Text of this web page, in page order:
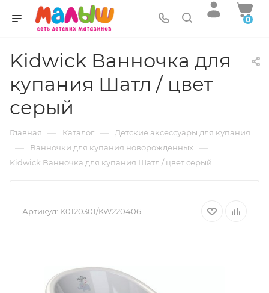
0
Kidwick Ванночка для
купания Шатл / цвет
серый
Главная — Каталог — Детские аксессуары для купания
— Ванночки для купания новорожденных —
Kidwick Ванночка для купания Шатл / цвет серый
Артикул: K0120301/KW220406